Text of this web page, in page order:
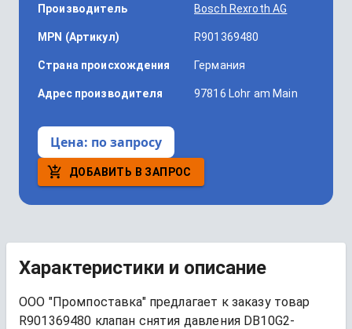
Производитель Bosch Rexroth AG
MPN (Артикул) R901369480
Страна происхождения Германия
Адрес производителя 97816 Lohr am Main
Цена: по запросу
ДОБАВИТЬ В ЗАПРОС
Характеристики и описание
ООО "Промпоставка" предлагает к заказу товар
R901369480 клапан снятия давления DB10G2-